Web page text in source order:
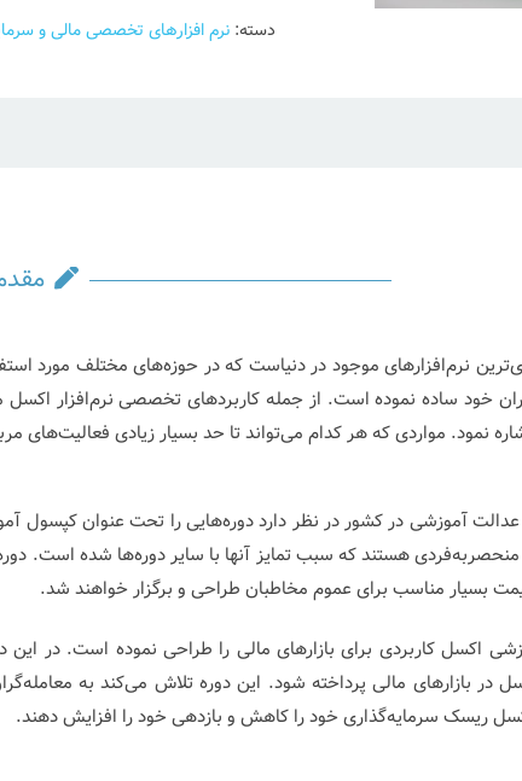
برای
دسته: نرم افزارهای تخصصی مالی و
نرم‌افزارهای موجود در دنیاست که در حوزه‌های مختلف مورد
خود ساده نموده است. از جمله کاربردهای تخصصی نرم‌افزار
نمود. مواردی که هر کدام می‌تواند تا حد بسیار زیادی فعالیت‌های
آموزشی در کشور در نظر دارد دوره‌هایی را تحت عنوان کپسول
هستند که سبب تمایز آنها با سایر دوره‌ها شده است.
بسیار مناسب برای عموم مخاطبان طراحی و برگزار خواهند شد.
اکسل کاربردی برای بازارهای مالی را طراحی نموده است. در
در بازارهای مالی پرداخته شود. این دوره تلاش می‌کند به
ریسک سرمایه‌گذاری خود را کاهش و بازدهی خود را افزایش دهند.